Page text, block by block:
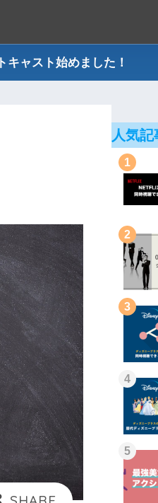
キャスト始めました！
人気
1
2
3
4
5